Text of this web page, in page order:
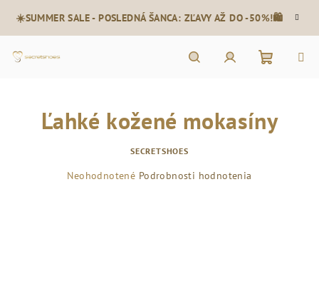
obsah
☀️SUMMER SALE - POSLEDNÁ ŠANCA: ZĽAVY AŽ DO -50%!🛍️
košík
Ľahké kožené mokasíny
SECRETSHOES
Priemerné
Neohodnotené Podrobnosti hodnotenia